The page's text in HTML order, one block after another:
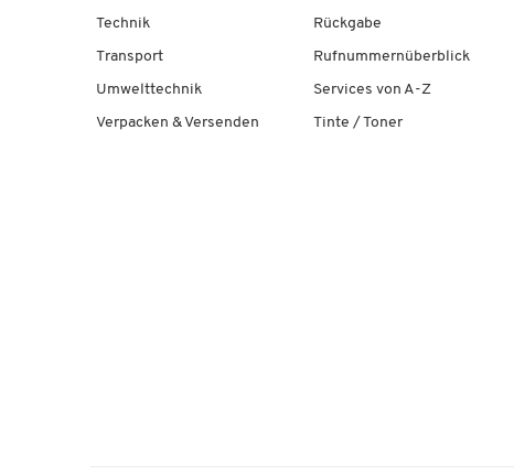
Technik
Transport
Umwelttechnik
Verpacken & Versenden
Rückgabe
Rufnummernüberblick
Services von A-Z
Tinte / Toner